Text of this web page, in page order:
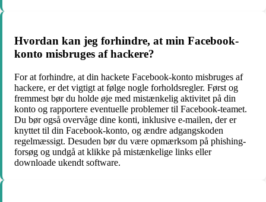
Hvordan kan jeg forhindre, at min Facebook-
konto misbruges af hackere?
For at forhindre, at din hackete Facebook-konto misbruges af
hackere, er det vigtigt at følge nogle forholdsregler. Først og
fremmest bør du holde øje med mistænkelig aktivitet på din
konto og rapportere eventuelle problemer til Facebook-teamet.
Du bør også overvåge dine konti, inklusive e-mailen, der er
knyttet til din Facebook-konto, og ændre adgangskoden
regelmæssigt. Desuden bør du være opmærksom på phishing-
forsøg og undgå at klikke på mistænkelige links eller
downloade ukendt software.